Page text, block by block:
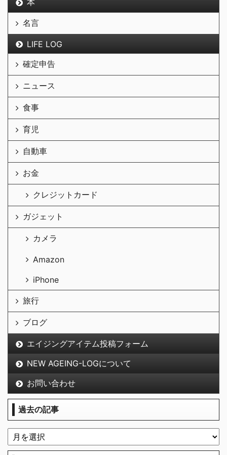
本
名言
LIFE LOG
確定申告
ニュース
食事
育児
自動車
お金
クレジットカード
ガジェット
カメラ
Amazon
iPhone
旅行
ブログ
エイジングアイテム投稿フォーム
NEW AGEING-LOGについて
お問い合わせ
過去の記事